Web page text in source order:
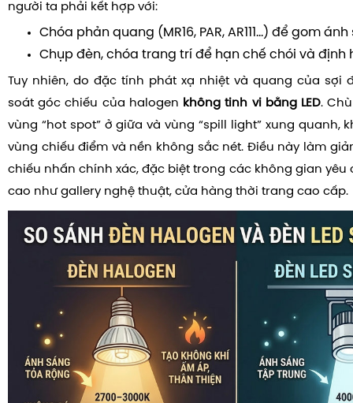
người ta phải kết hợp với:
Chóa phản quang (MR16, PAR, AR111…) để gom ánh
Chụp đèn, chóa trang trí để hạn chế chói và định
Tuy nhiên, do đặc tính phát xạ nhiệt và quang của sợi
soát góc chiếu của halogen không tinh vi bằng LED.
vùng “hot spot” ở giữa và vùng “spill light” xung quanh,
vùng chiếu điểm và nền không sắc nét. Điều này làm
chiếu nhấn chính xác, đặc biệt trong các không gian yêu
cao như gallery nghệ thuật, cửa hàng thời trang cao cấp.